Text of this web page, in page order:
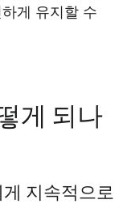
게 유지할 수
게 되나
지속적으로